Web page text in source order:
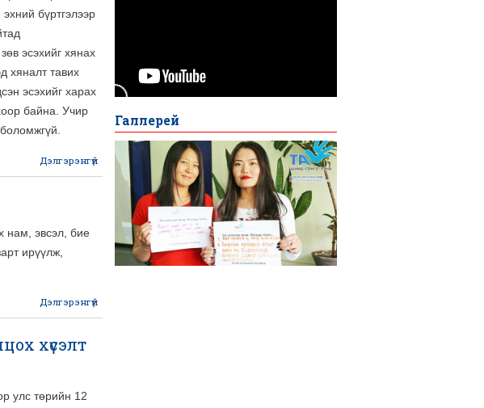
бүртгэлээр
эсэхийг хянах
хяналт тавих
эсэхийг харах
байна. Учир
Дэлгэрэнгүй
about
Сонгогчдын
нэрсийн
жагсаалтад
“хий
үзэгдэл”
бүртгэгдсэн
эсэхийг
нам, эвсэл, бие
ирүүлж,
Дэлгэрэнгүй
хүсэлт
улс төрийн 12
Галлерей